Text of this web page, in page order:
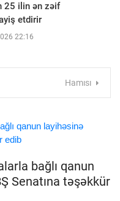
25 ilin ən zəif
etdirir
22:16
Hamısı
bağlı qanun
Senatına təşəkkür